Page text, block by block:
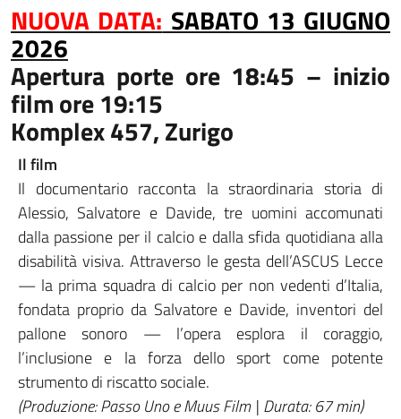
NUOVA DATA: SABATO 13 GIUGNO
2026
Apertura porte ore 18:45 – inizio
film ore 19:15
Komplex 457, Zurigo
Il film
Il documentario racconta la straordinaria storia di
Alessio, Salvatore e Davide, tre uomini accomunati
dalla passione per il calcio e dalla sfida quotidiana alla
disabilità visiva. Attraverso le gesta dell’ASCUS Lecce
— la prima squadra di calcio per non vedenti d’Italia,
fondata proprio da Salvatore e Davide, inventori del
pallone sonoro — l’opera esplora il coraggio,
l’inclusione e la forza dello sport come potente
strumento di riscatto sociale.
(Produzione: Passo Uno e Muus Film | Durata: 67 min)